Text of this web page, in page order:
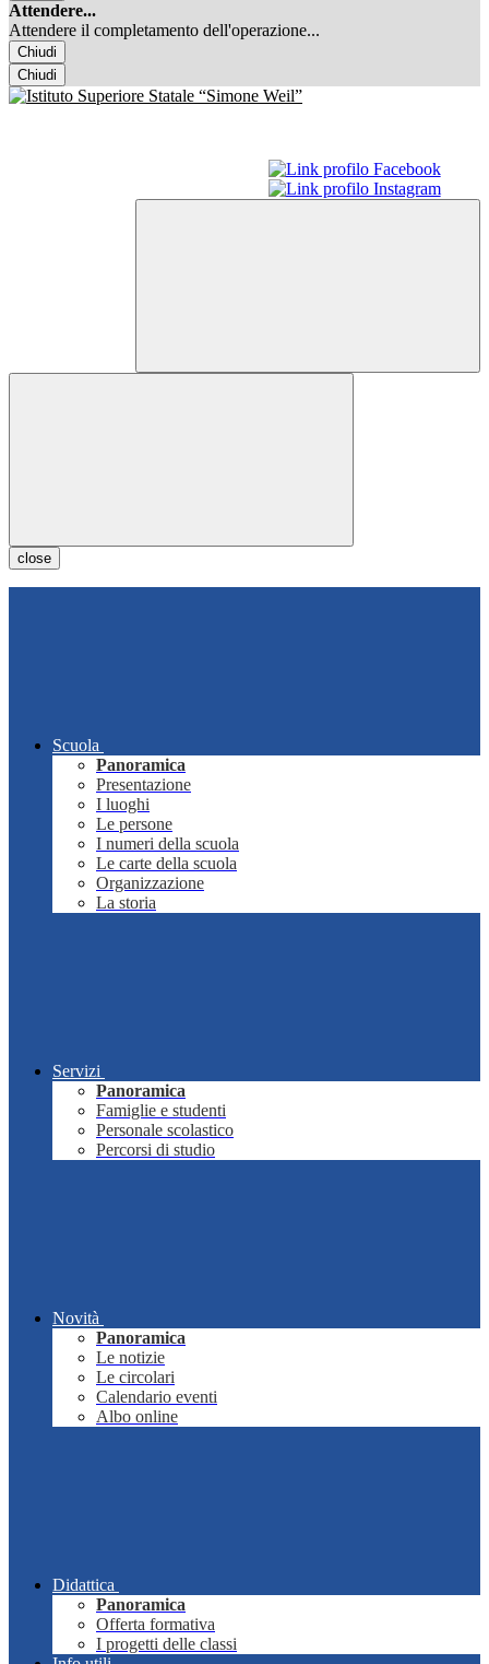
Attendere...
Attendere il completamento dell'operazione...
Chiudi
Chiudi
close
Scuola
Panoramica
Presentazione
I luoghi
Le persone
I numeri della scuola
Le carte della scuola
Organizzazione
La storia
Servizi
Panoramica
Famiglie e studenti
Personale scolastico
Percorsi di studio
Novità
Panoramica
Le notizie
Le circolari
Calendario eventi
Albo online
Didattica
Panoramica
Offerta formativa
I progetti delle classi